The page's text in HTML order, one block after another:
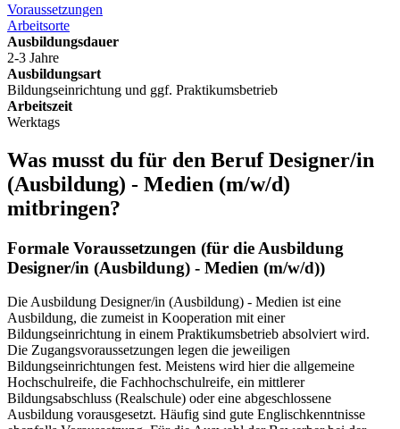
Voraussetzungen
Arbeitsorte
Ausbildungsdauer
2-3 Jahre
Ausbildungsart
Bildungseinrichtung und ggf. Praktikumsbetrieb
Arbeitszeit
Werktags
Was musst du für den BerufDesigner/in
(Ausbildung) - Medien (m/w/d)
mitbringen?
Formale Voraussetzungen (für die Ausbildung
Designer/in (Ausbildung) - Medien (m/w/d))
Die Ausbildung Designer/in (Ausbildung) - Medien ist eine
Ausbildung, die zumeist in Kooperation mit einer
Bildungseinrichtung in einem Praktikumsbetrieb absolviert wird.
Die Zugangsvoraussetzungen legen die jeweiligen
Bildungseinrichtungen fest. Meistens wird hier die allgemeine
Hochschulreife, die Fachhochschulreife, ein mittlerer
Bildungsabschluss (Realschule) oder eine abgeschlossene
Ausbildung vorausgesetzt. Häufig sind gute Englischkenntnisse